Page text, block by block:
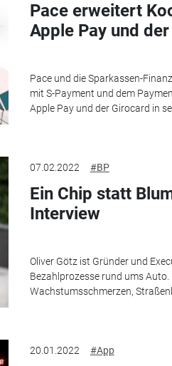
Pace erweitert
Apple Pay und
Pace und die Sparkassen-
mit S-Payment und dem
Apple Pay und der Girocard in
07.02.2022 #BP
Ein Chip statt
Interview
Oliver Götz ist Gründer und
Bezahlprozesse rund ums
Wachstumsschmerzen,
20.01.2022 #App